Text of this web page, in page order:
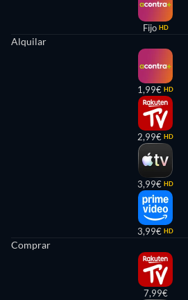
Fijo HD
Alquilar
1,99€ HD
2,99€ HD
3,99€ HD
3,99€ HD
Comprar
7,99€